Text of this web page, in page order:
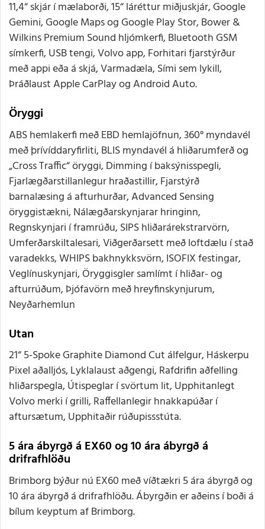
11,4“ skjár í mælaborði, 15“ láréttur miðjuskjár, Google
Gemini, Google Maps og Google Play Stor, Bower &
Wilkins Premium Sound hljómkerfi, Bluetooth GSM
símkerfi, USB tengi, Volvo app, Forhitari fjarstýrður
með appi eða á skjá, Varmadæla, Sími sem lykill,
Þráðlaust Apple CarPlay og Android Auto.
Öryggi
ABS hemlakerfi með EBD hemlajöfnun, 360° myndavél
með þrívíddaryfirliti, BLIS myndavél á hliðarumferð og
„Cross Traffic“ öryggi, Dimming í baksýnisspegli,
Fjarlægðarstillanlegur hraðastillir, Fjarstýrð
barnalæsing á afturhurðar, Advanced Sensing
öryggistækni, Nálægðarskynjarar hringinn,
Regnskynjari í framrúðu, SIPS hliðarárekstrarvörn,
Umferðarskiltalesari, Viðgerðarsett með loftdælu í stað
varadekks, WHIPS bakhnykksvörn, ISOFIX festingar,
Veglínuskynjari, Öryggisgler samlímt í hliðar- og
afturrúðum, Þjófavörn með hreyfinskynjurum,
Neyðarhemlun
Utan
21“ 5-Spoke Graphite Diamond Cut álfelgur, Háskerpu
Pixel aðalljós, Lyklalaust aðgengi, Rafdrifin aðfelling
hliðarspegla, Útispeglar í svörtum lit, Upphitanlegt
Volvo merki í grilli, Raffellanlegir hnakkapúðar í
aftursætum, Upphitaðir rúðupissstúta.
5 ára ábyrgð á EX60 og 10 ára ábyrgð á
drifrafhlöðu
Brimborg býður nú EX60 með víðtækri 5 ára ábyrgð og
10 ára ábyrgð á drifrafhlöðu. Ábyrgðin er aðeins í boði á
bílum keyptum af Brimborg.